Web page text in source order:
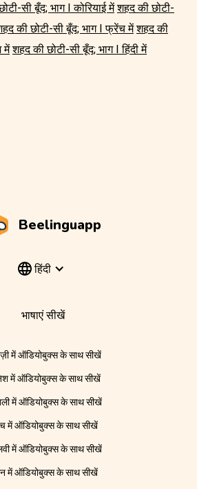
सी बूँद; भाग I कोरियाई में शहद की छोटी-
की छोटी-सी बूँद; भाग I फ्रेंच में शहद की
में शहद की छोटी-सी बूँद; भाग I हिंदी में
Beelinguapp
हिंदी
भाषाएं सीखें
में ऑडियोबुक्स के साथ सीखें
में ऑडियोबुक्स के साथ सीखें
में ऑडियोबुक्स के साथ सीखें
में ऑडियोबुक्स के साथ सीखें
में ऑडियोबुक्स के साथ सीखें
में ऑडियोबुक्स के साथ सीखें